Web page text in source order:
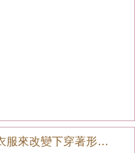
改變下穿著形象呢？